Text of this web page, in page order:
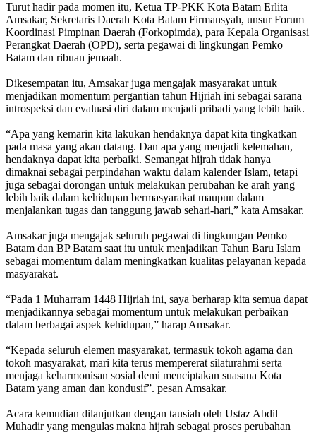
Turut hadir pada momen itu, Ketua TP-PKK Kota Batam Erlita
Amsakar, Sekretaris Daerah Kota Batam Firmansyah, unsur Forum
Koordinasi Pimpinan Daerah (Forkopimda), para Kepala Organisasi
Perangkat Daerah (OPD), serta pegawai di lingkungan Pemko
Batam dan ribuan jemaah.
Dikesempatan itu, Amsakar juga mengajak masyarakat untuk
menjadikan momentum pergantian tahun Hijriah ini sebagai sarana
introspeksi dan evaluasi diri dalam menjadi pribadi yang lebih baik.
“Apa yang kemarin kita lakukan hendaknya dapat kita tingkatkan
pada masa yang akan datang. Dan apa yang menjadi kelemahan,
hendaknya dapat kita perbaiki. Semangat hijrah tidak hanya
dimaknai sebagai perpindahan waktu dalam kalender Islam, tetapi
juga sebagai dorongan untuk melakukan perubahan ke arah yang
lebih baik dalam kehidupan bermasyarakat maupun dalam
menjalankan tugas dan tanggung jawab sehari-hari,” kata Amsakar.
Amsakar juga mengajak seluruh pegawai di lingkungan Pemko
Batam dan BP Batam saat itu untuk menjadikan Tahun Baru Islam
sebagai momentum dalam meningkatkan kualitas pelayanan kepada
masyarakat.
“Pada 1 Muharram 1448 Hijriah ini, saya berharap kita semua dapat
menjadikannya sebagai momentum untuk melakukan perbaikan
dalam berbagai aspek kehidupan,” harap Amsakar.
“Kepada seluruh elemen masyarakat, termasuk tokoh agama dan
tokoh masyarakat, mari kita terus mempererat silaturahmi serta
menjaga keharmonisan sosial demi menciptakan suasana Kota
Batam yang aman dan kondusif”. pesan Amsakar.
Acara kemudian dilanjutkan dengan tausiah oleh Ustaz Abdil
Muhadir yang mengulas makna hijrah sebagai proses perubahan